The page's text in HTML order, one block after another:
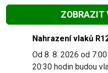
ZOBRAZIT
Slide 1 of 41
Nahrazení vlaků
Od 8. 8. 2026 od
20:30 hodin budou